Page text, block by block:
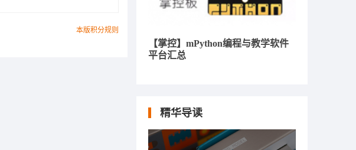
本版积分规则
【掌控】mPython编程与教学软件
平台汇总
精华导读